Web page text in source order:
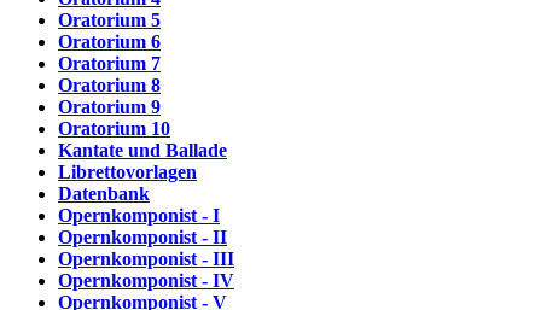
Oratorium 5
Oratorium 6
Oratorium 7
Oratorium 8
Oratorium 9
Oratorium 10
Kantate und Ballade
Librettovorlagen
Datenbank
Opernkomponist - I
Opernkomponist - II
Opernkomponist - III
Opernkomponist - IV
Opernkomponist - V